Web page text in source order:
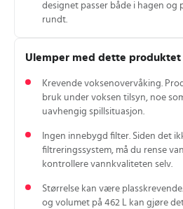
designet passer både i hagen
rundt.
Ulemper med dette produktet
Krevende voksenovervåking.
bruk under voksen tilsyn, noe
uavhengig spillsituasjon.
Ingen innebygd filter. Siden det
filtreringssystem, må du rense
kontrollere vannkvaliteten selv.
Størrelse kan være
og volumet på 462 L kan gjøre